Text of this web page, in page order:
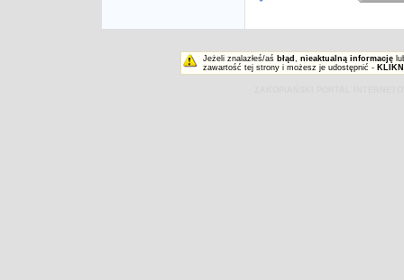
Jeżeli znalazłeś/aś błąd , nieaktualną informację
zawartość tej strony i możesz je udostępnić -